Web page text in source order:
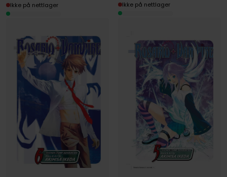
Ikke på nettlager Ikke på nettlager